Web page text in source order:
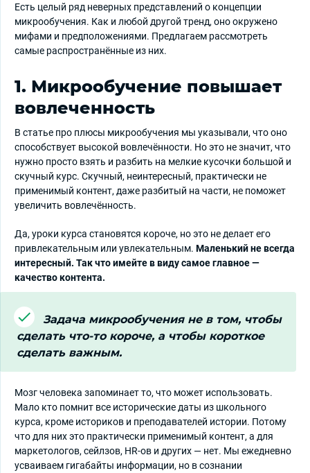
Есть целый ряд неверных представлений о концепции
микрообучения. Как и любой другой тренд, оно окружено
мифами и предположениями. Предлагаем рассмотреть
самые распространённые из них.
1. Микрообучение повышает
вовлеченность
В статье про плюсы микрообучения мы указывали, что оно
способствует высокой вовлечённости. Но это не значит, что
нужно просто взять и разбить на мелкие кусочки большой и
скучный курс. Скучный, неинтересный, практически не
применимый контент, даже разбитый на части, не поможет
увеличить вовлечённость.
Да, уроки курса становятся короче, но это не делает его
привлекательным или увлекательным. Маленький не всегда
интересный. Так что имейте в виду самое главное —
качество контента.
Задача микрообучения не в том, чтобы
сделать что-то короче, а чтобы короткое
сделать важным.
Мозг человека запоминает то, что может использовать.
Мало кто помнит все исторические даты из школьного
курса, кроме историков и преподавателей истории. Потому
что для них это практически применимый контент, а для
маркетологов, сейлзов, HR-ов и других — нет. Мы ежедневно
усваиваем гигабайты информации, но в сознании